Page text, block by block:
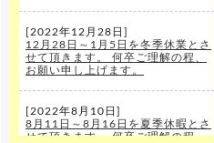
[2022年12月28日]
12月28日～1月5日を冬季休業とさ
せて頂きます。 何卒ご理解の程、
お願い申し上げます。
[2022年8月10日]
8月11日～8月16日を夏季休暇とさ
せて頂きます。 何卒ご理解の程、